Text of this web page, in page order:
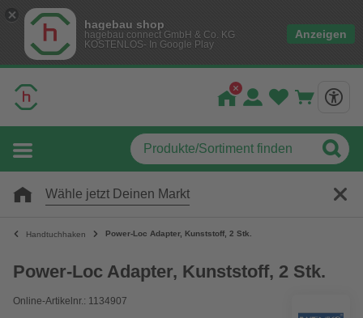
hagebau shop
hagebau connect GmbH & Co. KG
KOSTENLOS- In Google Play
Anzeigen
Wähle jetzt Deinen Markt
Handtuchhaken Power-Loc Adapter, Kunststoff, 2 Stk.
Power-Loc Adapter, Kunststoff, 2 Stk.
Online-Artikelnr.: 1134907